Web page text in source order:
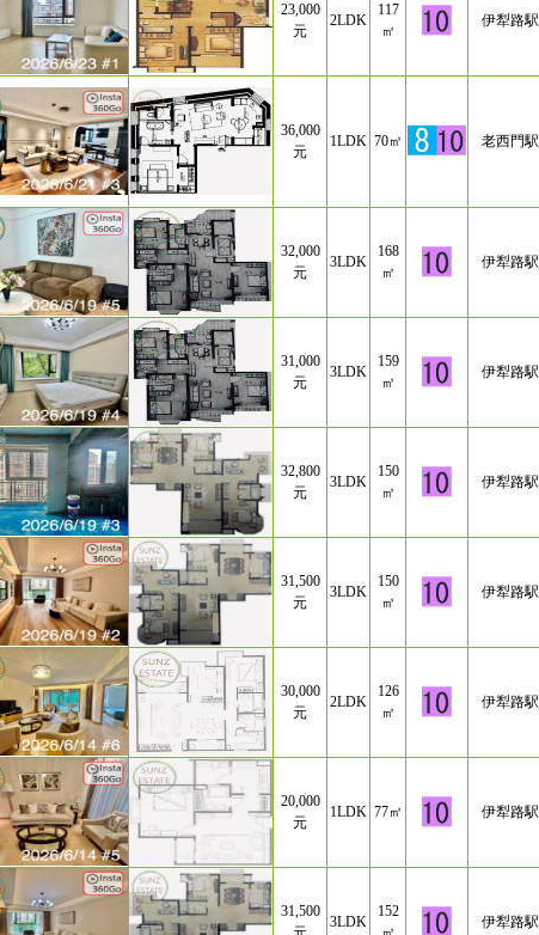
23,000
元
2LDK
117
㎡
伊犁路駅
36,000
元
1LDK 70㎡ 老西門駅
32,000
元
3LDK
168
㎡
伊犁路駅
31,000
元
3LDK
159
㎡
伊犁路駅
32,800
元
3LDK
150
㎡
伊犁路駅
31,500
元
3LDK
150
㎡
伊犁路駅
30,000
元
2LDK
126
㎡
伊犁路駅
20,000
元
1LDK 77㎡ 伊犁路駅
31,500
3LDK
152
伊犁路駅